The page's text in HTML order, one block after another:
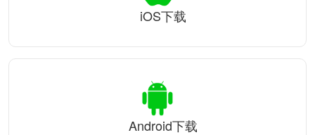
iOS下载
Android下载